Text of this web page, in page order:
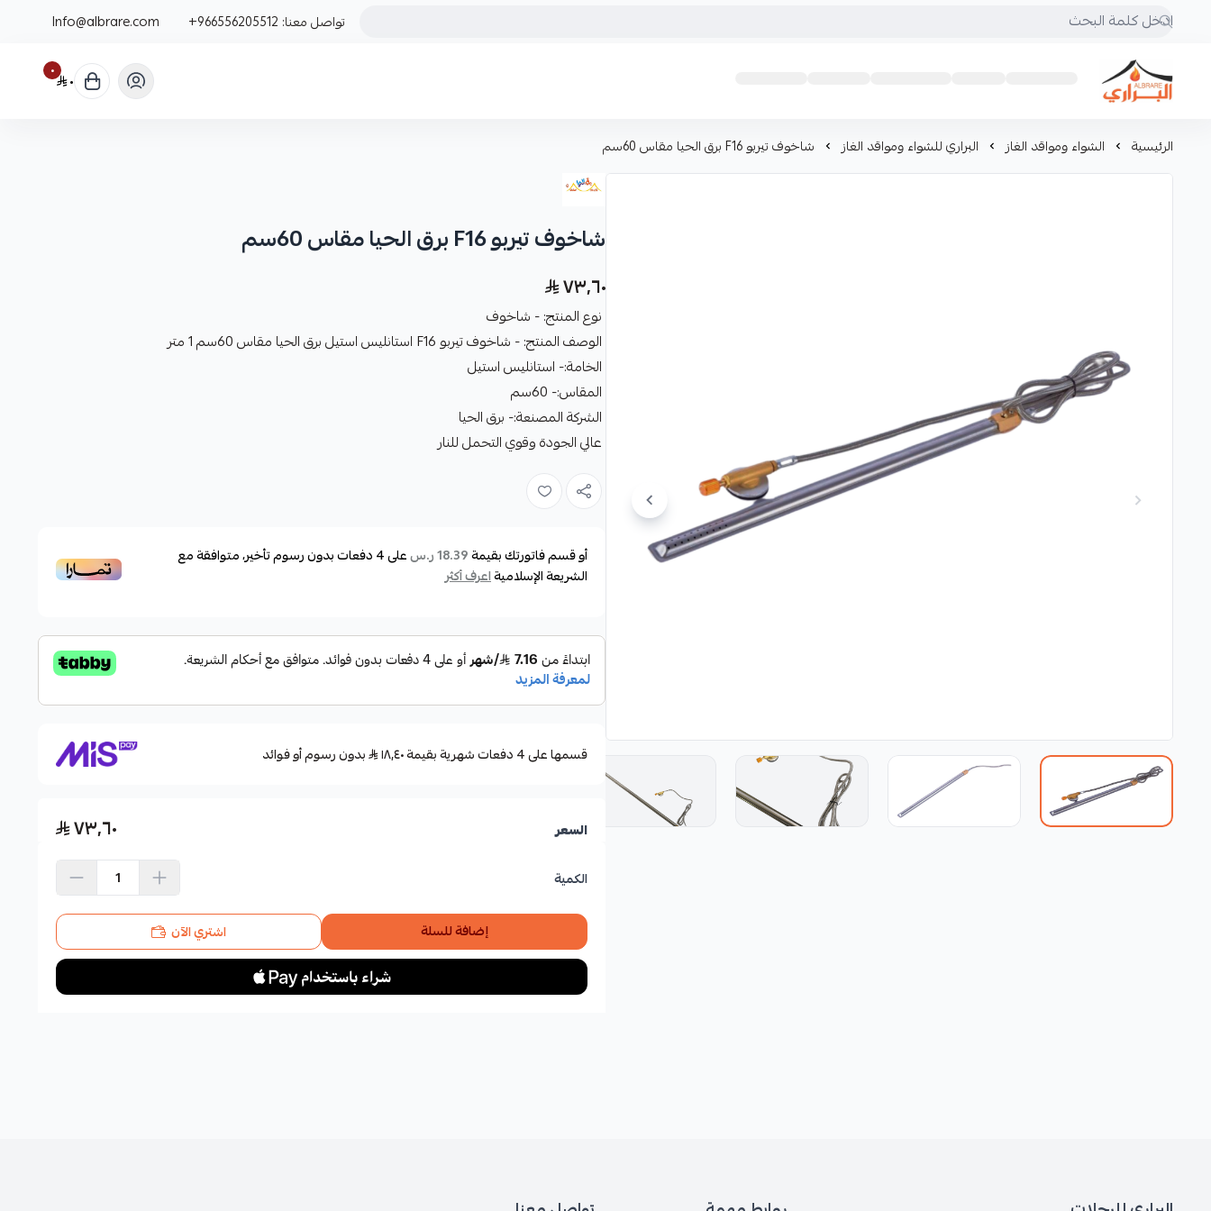
تواصل معنا: +966556205512
Info@albrare.com
البراري للرحلات
٠ ٠
الرئيسية الشواء ومواقد الغاز البراري للشواء ومواقد الغاز شاخوف تيربو F16 برق الحيا مقاس 60سم
شاخوف تيربو F16 برق الحيا مقاس 60سم
٧٣٫٦٠
نوع المنتج: - شاخوف
الوصف المنتج: - شاخوف تيربو F16 استانليس استيل برق الحيا مقاس 60سم 1 متر
الخامة:- استانليس استيل
المقاس:- 60سم
الشركة المصنعة:- برق الحيا
عالي الجودة وقوي التحمل للنار
أو قسم فاتورتك بقيمة18.39 ر.س على4دفعات بدون رسوم تأخير، متوافقة مع
الشريعة الإسلاميةاعرف أكثر
قسمها على 4 دفعات شهرية بقيمة ١٨٫٤٠ بدون رسوم أو فوائد
السعر ٧٣٫٦٠
الكمية
إضافة للسلة اشتري الآن